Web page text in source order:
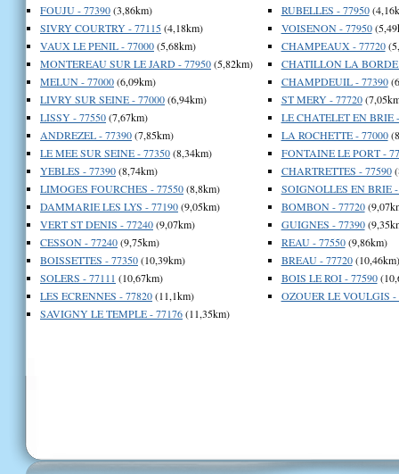
FOUJU - 77390(3,86km)
SIVRY COURTRY - 77115(4,18km)
VAUX LE PENIL - 77000(5,68km)
MONTEREAU SUR LE JARD - 77950(5,82km)
MELUN - 77000(6,09km)
LIVRY SUR SEINE - 77000(6,94km)
LISSY - 77550(7,67km)
ANDREZEL - 77390(7,85km)
LE MEE SUR SEINE - 77350(8,34km)
YEBLES - 77390(8,74km)
LIMOGES FOURCHES - 77550(8,8km)
DAMMARIE LES LYS - 77190(9,05km)
VERT ST DENIS - 77240(9,07km)
CESSON - 77240(9,75km)
BOISSETTES - 77350(10,39km)
SOLERS - 77111 (10,67km)
LES ECRENNES - 77820(11,1km)
SAVIGNY LE TEMPLE - 77176(11,35km)
RUBELLES - 77950
VOISENON - 77950
CHAMPEAUX - 77720
CHATILLON LA BORDE
CHAMPDEUIL - 77390
ST MERY - 77720
LE CHATELET EN BRIE
LA ROCHETTE - 77000
FONTAINE LE PORT -
CHARTRETTES - 77590
SOIGNOLLES EN BRIE -
BOMBON - 77720
GUIGNES - 77390
REAU - 77550(9,86km)
BREAU - 77720(10,46km)
BOIS LE ROI - 77590
OZOUER LE VOULGIS -